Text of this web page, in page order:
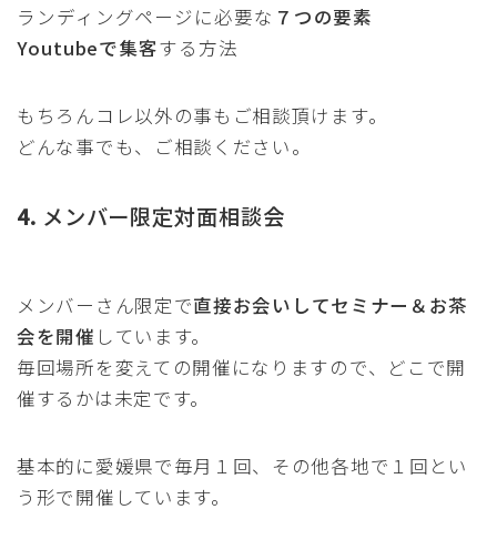
ランディングページに必要な ７つの要素
Youtubeで集客する方法
もちろんコレ以外の事もご相談頂けます。
どんな事でも、ご相談ください。
4. メンバー限定対面相談会
メンバーさん限定で直接お会いしてセミナー＆お茶
会を開催 しています。
毎回場所を変えての開催になりますので、どこで開
催するかは未定です。
基本的に愛媛県で毎月１回、その他各地で１回とい
う形で開催しています。